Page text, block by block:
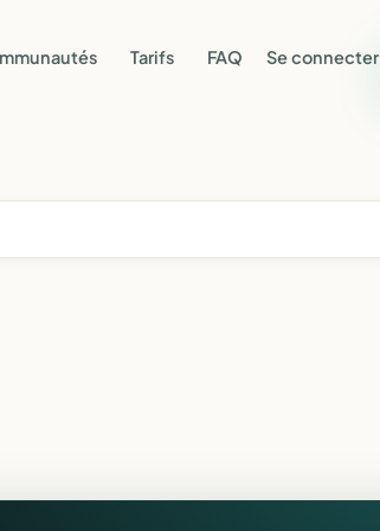
Tarifs FAQ Se connecter